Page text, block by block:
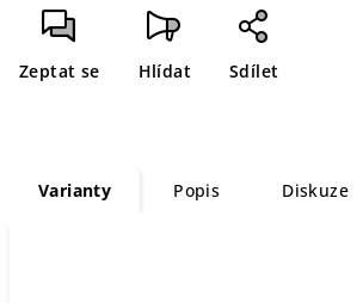
cena:
Zeptat se Hlídat Sdílet
Varianty Popis Diskuze